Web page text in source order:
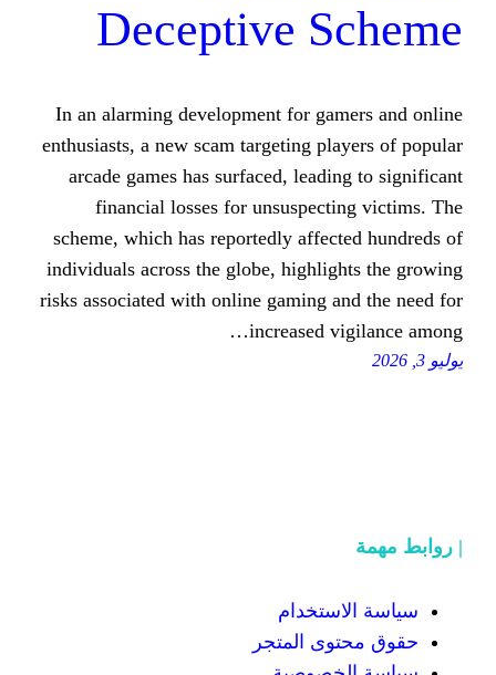
Deceptive
In an alarming development for
enthusiasts, a new scam targeting
arcade games has surfaced,
financial losses for
scheme, which has reportedly
individuals across the globe,
risks associated with online
increased
المتجر